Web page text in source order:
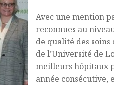
Avec une mention
reconnues au
de qualité des
de l’Université de
meilleurs hôpitaux
année consécutive,